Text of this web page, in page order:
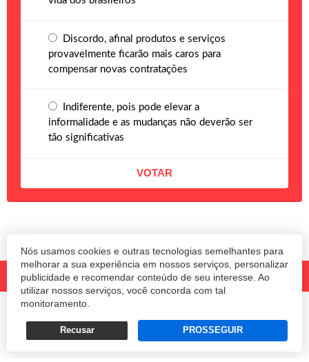
Nós usamos cookies e outras tecnologias semelhantes para
melhorar a sua experiência em nossos serviços, personalizar
publicidade e recomendar conteúdo de seu interesse. Ao
utilizar nossos serviços, você concorda com tal
monitoramento.
Recusar PROSSEGUIR
Discordo, afinal produtos e serviços
provavelmente ficarão mais caros para
compensar novas contratações
Indiferente, pois pode elevar a
informalidade e as mudanças não deverão ser
tão significativas
Termos e Políticas de Uso Privacidade